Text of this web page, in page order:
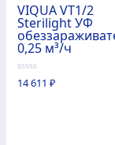
VIQUA VT1/2
Sterilight УФ
0,25 м³/ч
0
из
14 611 ₽